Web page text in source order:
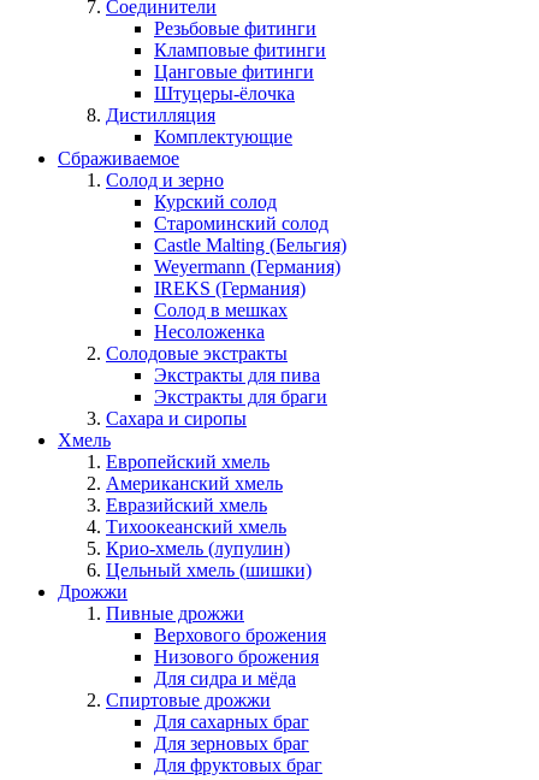
Соединители
Резьбовые фитинги
Кламповые фитинги
Цанговые фитинги
Штуцеры-ёлочка
Дистилляция
Комплектующие
Сбраживаемое
Солод и зерно
Курский солод
Староминский солод
Castle Malting (Бельгия)
Weyermann (Германия)
IREKS (Германия)
Солод в мешках
Несоложенка
Солодовые экстракты
Экстракты для пива
Экстракты для браги
Сахара и сиропы
Хмель
Европейский хмель
Американский хмель
Евразийский хмель
Тихоокеанский хмель
Крио-хмель (лупулин)
Цельный хмель (шишки)
Дрожжи
Пивные дрожжи
Верхового брожения
Низового брожения
Для сидра и мёда
Спиртовые дрожжи
Для сахарных браг
Для зерновых браг
Для фруктовых браг